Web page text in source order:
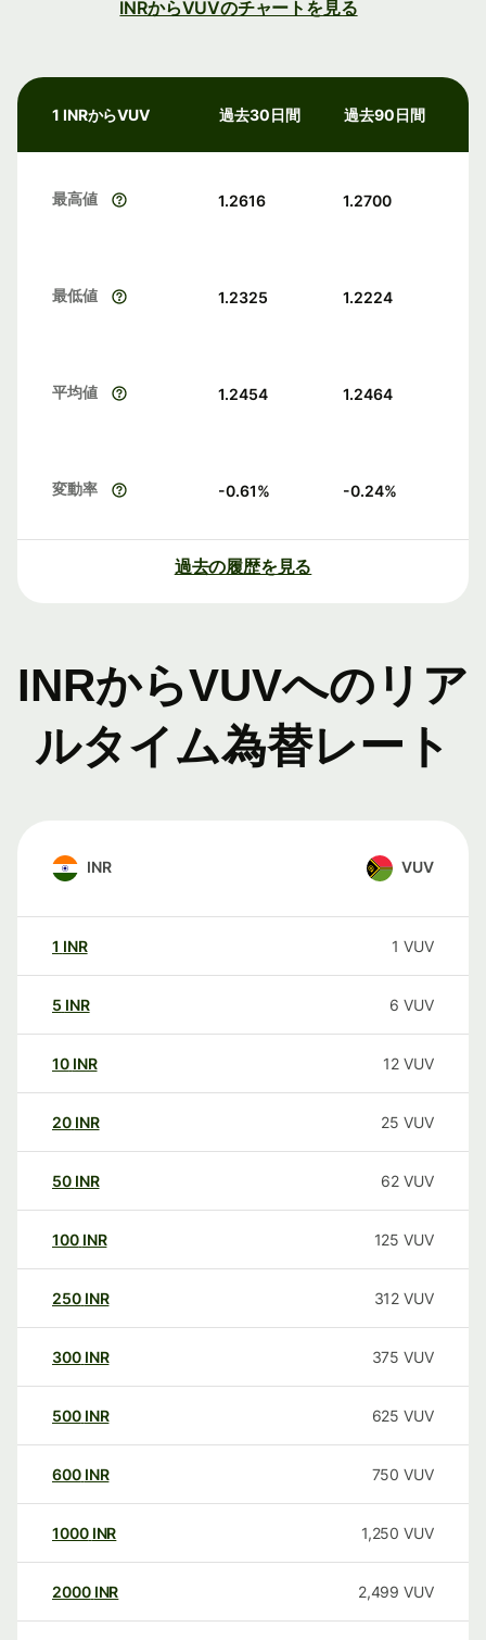
INRからVUVのチャートを見る
1 INRからVUV 過去30日間 過去90日間
最高値 1.2616 1.2700
最低値 1.2325 1.2224
平均値 1.2454 1.2464
変動率 -0.61% -0.24%
過去の履歴を見る
INRからVUVへのリア
ルタイム為替レート
INR VUV
1 INR 1 VUV
5 INR 6 VUV
10 INR 12 VUV
20 INR 25 VUV
50 INR 62 VUV
100 INR 125 VUV
250 INR 312 VUV
300 INR 375 VUV
500 INR 625 VUV
600 INR 750 VUV
1000 INR 1,250 VUV
2000 INR 2,499 VUV